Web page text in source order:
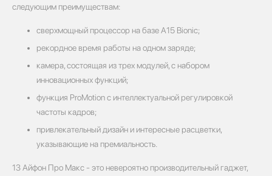
следующим преимуществам:
сверхмощный процессор на базе A15 Bionic;
рекордное время работы на одном заряде;
камера, состоящая из трех модулей, с набором
инновационных функций;
функция ProMotion с интеллектуальной регулировкой
частоты кадров;
привлекательный дизайн и интересные расцветки,
указывающие на премиальность.
13 Айфон Про Макс - это невероятно производительный гаджет,